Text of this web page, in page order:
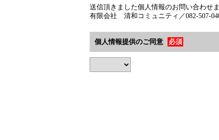
送信頂きました個人情報のお問い合わせ
有限会社 清和コミュニティ／082-507-
個人情報提供のご同意 必須